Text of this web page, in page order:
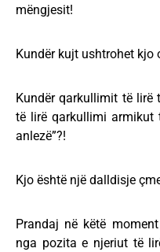
mëngjesit!
Kundër kujt ushtrohet kjo
Kundër qarkullimit të lirë
të lirë qarkullimi armikut
anlezë”?!
Kjo është një dalldisje
Prandaj në këtë
nga pozita e njeriut të